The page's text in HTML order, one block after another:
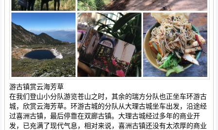
游古镇赏云海芳草
在我们登山小分队游览苍山之时，其余的瑞方分队也正坐车环游古
城，欣赏云海芳草。环游古城的分队从大理古城坐车出发，沿途经
过喜洲古镇，最后停靠在双廊古镇。大理古城经过多年的商业开
发，已充满了现代气息，相对来说，喜洲古镇还没有太浓厚的商业